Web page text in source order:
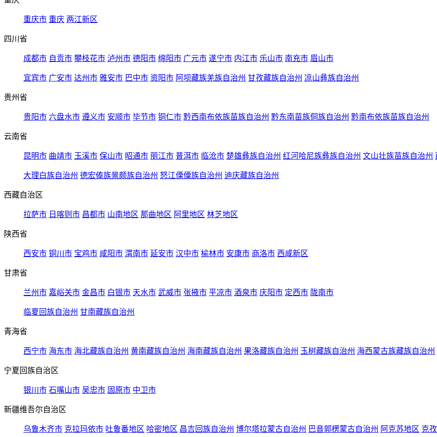
重庆市 重庆 两江新区
四川省
成都市 自贡市 攀枝花市 泸州市 德阳市 绵阳市 广元市 遂宁市 内江市 乐山市 南充市 眉山市
宜宾市 广安市 达州市 雅安市 巴中市 资阳市 阿坝藏族羌族自治州 甘孜藏族自治州 凉山彝族自治州
贵州省
贵阳市 六盘水市 遵义市 安顺市 毕节市 铜仁市 黔西南布依族苗族自治州 黔东南苗族侗族自治州 黔南布依族苗族自治州
云南省
昆明市 曲靖市 玉溪市 保山市 昭通市 丽江市 普洱市 临沧市 楚雄彝族自治州 红河哈尼族彝族自治州 文山壮族苗族自治州
大理白族自治州 德宏傣族景颇族自治州 怒江傈僳族自治州 迪庆藏族自治州
西藏自治区
拉萨市 日喀则市 昌都市 山南地区 那曲地区 阿里地区 林芝地区
陕西省
西安市 铜川市 宝鸡市 咸阳市 渭南市 延安市 汉中市 榆林市 安康市 商洛市 西咸新区
甘肃省
兰州市 嘉峪关市 金昌市 白银市 天水市 武威市 张掖市 平凉市 酒泉市 庆阳市 定西市 陇南市
临夏回族自治州 甘南藏族自治州
青海省
西宁市 海东市 海北藏族自治州 黄南藏族自治州 海南藏族自治州 果洛藏族自治州 玉树藏族自治州 海西蒙古族藏族自治州
宁夏回族自治区
银川市 石嘴山市 吴忠市 固原市 中卫市
新疆维吾尔自治区
乌鲁木齐市 克拉玛依市 吐鲁番地区 哈密地区 昌吉回族自治州 博尔塔拉蒙古自治州 巴音郭楞蒙古自治州 阿克苏地区 克